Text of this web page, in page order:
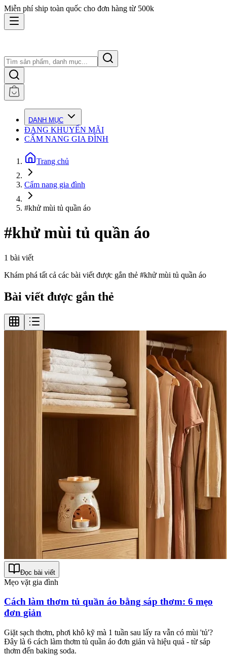
Miễn phí ship toàn quốc cho đơn hàng từ 500k
DANH MỤC
ĐANG KHUYẾN MÃI
CẨM NANG GIA ĐÌNH
Trang chủ
Cẩm nang gia đình
#khử mùi tủ quần áo
#khử mùi tủ quần áo
1 bài viết
Khám phá tất cả các bài viết được gắn thẻ #khử mùi tủ quần áo
Bài viết được gắn thẻ
Đọc bài viết
Mẹo vặt gia đình
Cách làm thơm tủ quần áo bằng sáp thơm: 6 mẹo
đơn giản
Giặt sạch thơm, phơi khô kỹ mà 1 tuần sau lấy ra vẫn có mùi 'tủ'?
Đây là 6 cách làm thơm tủ quần áo đơn giản và hiệu quả - từ sáp
thơm đến baking soda.